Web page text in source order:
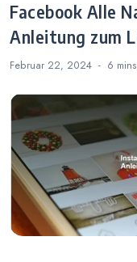
Facebook Alle
Anleitung zum
Februar 22, 2024 6 mins